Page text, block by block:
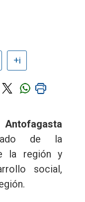
+i
de la
la región y
social,